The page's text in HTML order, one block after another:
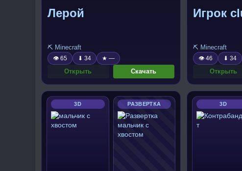
Лерой
⛏️ Minecraft
👁 65 ⬇ 34 ★ —
Открыть Скачать
Игрок
⛏️ Minecraft
👁 46 ⬇ 34
Открыть
3D РАЗВЕРТКА 3D